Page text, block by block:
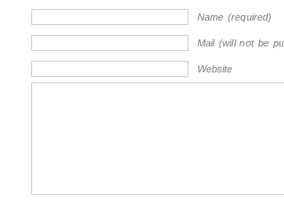
Name (required)
Mail (will not be
Website